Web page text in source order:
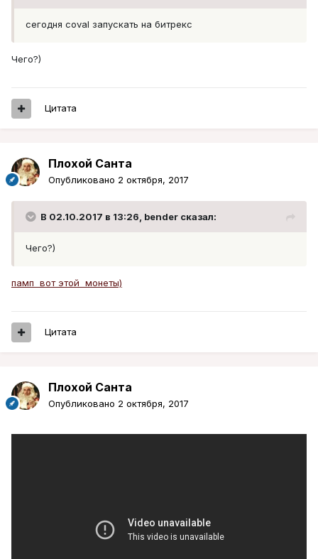
сегодня coval запускать на битрекс
Чего?)
Цитата
Плохой Санта
Опубликовано 2 октября, 2017
В 02.10.2017 в 13:26, bender сказал:
Чего?)
памп вот этой монеты)
Цитата
Плохой Санта
Опубликовано 2 октября, 2017